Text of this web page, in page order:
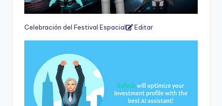
Celebración del Festival Espacial Editar